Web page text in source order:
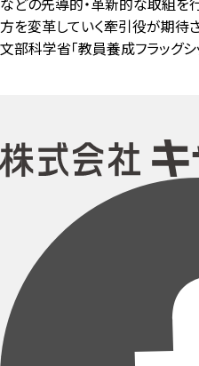
方を変革していく牽引役が期待
文部科学省「教員養成フラッグシ